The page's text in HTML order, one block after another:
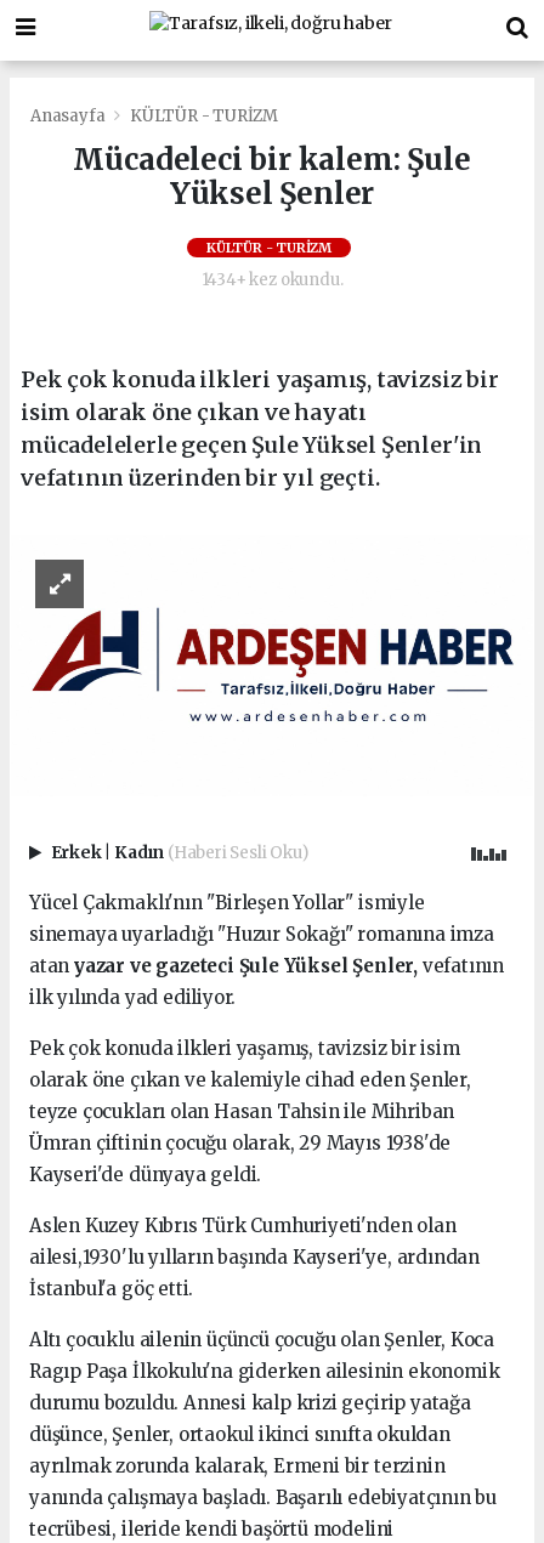
Anasayfa KÜLTÜR - TURİZM
Mücadeleci bir kalem: Şule
Yüksel Şenler
KÜLTÜR - TURİZM
1434+ kez okundu.
Pek çok konuda ilkleri yaşamış, tavizsiz bir
isim olarak öne çıkan ve hayatı
mücadelelerle geçen Şule Yüksel Şenler'in
vefatının üzerinden bir yıl geçti.
Erkek Kadın (Haberi Sesli Oku)
Yücel Çakmaklı'nın "Birleşen Yollar" ismiyle
sinemaya uyarladığı "Huzur Sokağı" romanına imza
atanyazar ve gazeteci Şule Yüksel Şenler, vefatının
ilk yılında yad ediliyor.
Pek çok konuda ilkleri yaşamış, tavizsiz bir isim
olarak öne çıkan ve kalemiyle cihad eden Şenler,
teyze çocukları olan Hasan Tahsin ile Mihriban
Ümran çiftinin çocuğu olarak, 29 Mayıs 1938'de
Kayseri'de dünyaya geldi.
Aslen Kuzey Kıbrıs Türk Cumhuriyeti'nden olan
ailesi,1930'lu yılların başında Kayseri'ye, ardından
İstanbul'a göç etti.
Altı çocuklu ailenin üçüncü çocuğu olan Şenler, Koca
Ragıp Paşa İlkokulu'na giderken ailesinin ekonomik
durumu bozuldu. Annesi kalp krizi geçirip yatağa
düşünce, Şenler, ortaokul ikinci sınıfta okuldan
ayrılmak zorunda kalarak, Ermeni bir terzinin
yanında çalışmaya başladı. Başarılı edebiyatçının bu
tecrübesi, ileride kendi başörtü modelini